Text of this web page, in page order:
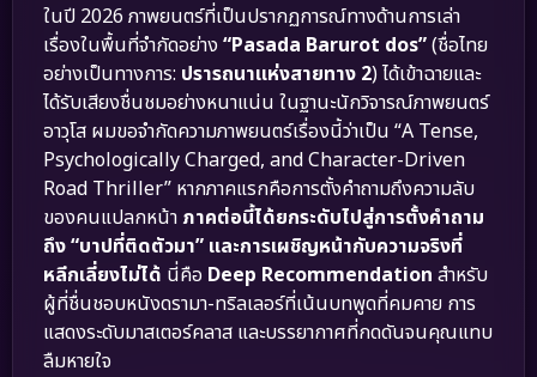
ในปี 2026 ภาพยนตร์ที่เป็นปรากฏการณ์ทางด้านการเล่า
เรื่องในพื้นที่จำกัดอย่าง “Pasada Barurot dos”(ชื่อไทย
อย่างเป็นทางการ: ปรารถนาแห่งสายทาง 2) ได้เข้าฉายและ
ได้รับเสียงชื่นชมอย่างหนาแน่น ในฐานะนักวิจารณ์ภาพยนตร์
อาวุโส ผมขอจำกัดความภาพยนตร์เรื่องนี้ว่าเป็น “A Tense,
Psychologically Charged, and Character-Driven
Road Thriller” หากภาคแรกคือการตั้งคำถามถึงความลับ
ของคนแปลกหน้าภาคต่อนี้ได้ยกระดับไปสู่การตั้งคำถาม
ถึง “บาปที่ติดตัวมา” และการเผชิญหน้ากับความจริงที่
หลีกเลี่ยงไม่ได้ นี่คือ Deep Recommendation สำหรับ
ผู้ที่ชื่นชอบหนังดรามา-ทริลเลอร์ที่เน้นบทพูดที่คมคาย การ
แสดงระดับมาสเตอร์คลาส และบรรยากาศที่กดดันจนคุณแทบ
ลืมหายใจ